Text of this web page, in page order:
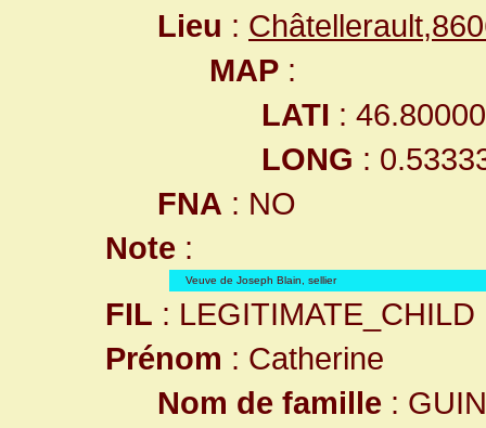
Lieu :
MAP :
LATI :
LONG :
FNA : NO
Note :
Veuve de Joseph Blain, sellier
FIL : LEGITIMATE_CHILD
Prénom : Catherine
Nom de famille :